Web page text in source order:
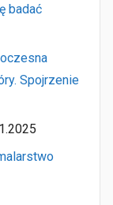
badać
Spojrzenie